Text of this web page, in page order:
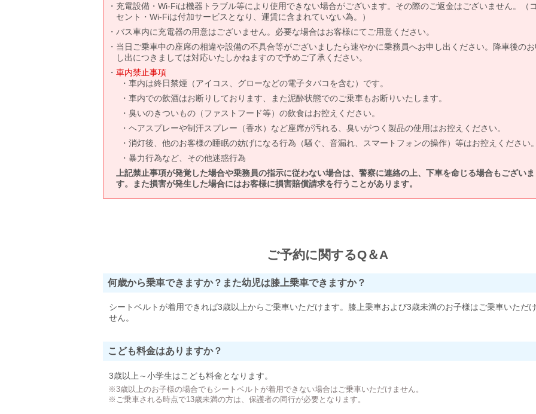
充電設備・Wi-Fiは機器トラブル等により使用できない場合がございます。その際のご返金はございません。（
セント・Wi-Fiは付加サービスとなり、運賃に含まれていない為。）
バス車内に充電器の用意はございません。必要な場合はお客様にてご用意ください。
当日ご乗車中の座席の相違や設備の不具合等がございましたら速やかに乗務員へお申し出ください。降車後の
し出につきましては対応いたしかねますので予めご了承ください。
車内禁止事項
車内は終日禁煙（アイコス、グローなどの電子タバコを含む）です。
車内での飲酒はお断りしております、また泥酔状態でのご乗車もお断りいたします。
臭いのきついもの（ファストフード等）の飲食はお控えください。
ヘアスプレーや制汗スプレー（香水）など座席が汚れる、臭いがつく製品の使用はお控えください。
消灯後、他のお客様の睡眠の妨げになる行為（騒ぐ、音漏れ、スマートフォンの操作）等はお控えください
暴力行為など、その他迷惑行為
上記禁止事項が発覚した場合や乗務員の指示に従わない場合は、警察に連絡の上、下車を命じる場合もございま
す。また損害が発生した場合にはお客様に損害賠償請求を行うことがあります。
ご予約に関するQ＆A
何歳から乗車できますか？また幼児は膝上乗車できますか？
シートベルトが着用できれば3歳以上からご乗車いただけます。膝上乗車および3歳未満のお子様はご乗車いただ
せん。
こども料金はありますか？
3歳以上～小学生はこども料金となります。
※3歳以上のお子様の場合でもシートベルトが着用できない場合はご乗車いただけません。
※ご乗車される時点で13歳未満の方は、保護者の同行が必要となります。